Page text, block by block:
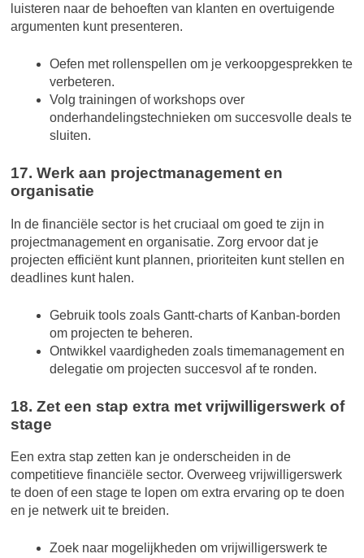
luisteren naar de behoeften van klanten en overtuigende
argumenten kunt presenteren.
Oefen met rollenspellen om je verkoopgesprekken te
verbeteren.
Volg trainingen of workshops over
onderhandelingstechnieken om succesvolle deals te
sluiten.
17. Werk aan projectmanagement en
organisatie
In de financiële sector is het cruciaal om goed te zijn in
projectmanagement en organisatie. Zorg ervoor dat je
projecten efficiënt kunt plannen, prioriteiten kunt stellen en
deadlines kunt halen.
Gebruik tools zoals Gantt-charts of Kanban-borden
om projecten te beheren.
Ontwikkel vaardigheden zoals timemanagement en
delegatie om projecten succesvol af te ronden.
18. Zet een stap extra met vrijwilligerswerk of
stage
Een extra stap zetten kan je onderscheiden in de
competitieve financiële sector. Overweeg vrijwilligerswerk
te doen of een stage te lopen om extra ervaring op te doen
en je netwerk uit te breiden.
Zoek naar mogelijkheden om vrijwilligerswerk te